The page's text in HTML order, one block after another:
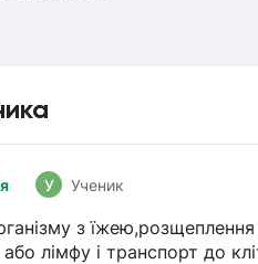
У Ученик
з
лімфу і транспорт до